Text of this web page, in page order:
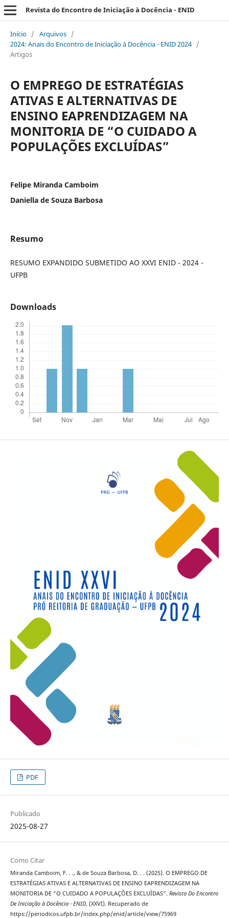
Revista do Encontro de Iniciação à Docência - ENID
Início / Arquivos /
2024: Anais do Encontro de Iniciação à Docência - ENID 2024 /
Artigos
O EMPREGO DE ESTRATÉGIAS
ATIVAS E ALTERNATIVAS DE
ENSINO EAPRENDIZAGEM NA
MONITORIA DE “O CUIDADO A
POPULAÇÕES EXCLUÍDAS”
Felipe Miranda Camboim
Daniella de Souza Barbosa
Resumo
RESUMO EXPANDIDO SUBMETIDO AO XXVI ENID - 2024 -
UFPB
Downloads
PDF
Publicado
2025-08-27
Como Citar
Miranda Camboim, F. . ., & de Souza Barbosa, D. . . (2025). O EMPREGO DE
ESTRATÉGIAS ATIVAS E ALTERNATIVAS DE ENSINO EAPRENDIZAGEM NA
MONITORIA DE “O CUIDADO A POPULAÇÕES EXCLUÍDAS”. Revista Do Encontro
De Iniciação à Docência - ENID, (XXVI). Recuperado de
https://periodicos.ufpb.br/index.php/enid/article/view/75969